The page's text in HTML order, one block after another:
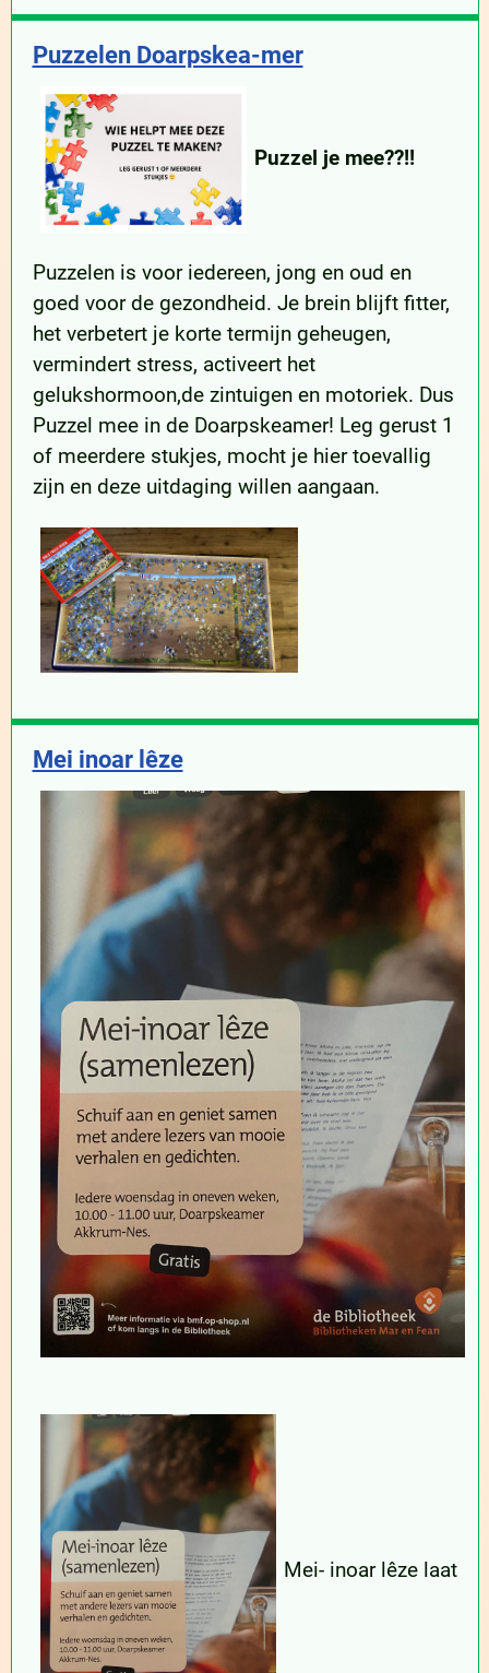
Puzzelen Doarpskea-mer
Puzzel je mee??!!
Puzzelen is voor iedereen, jong en oud en
goed voor de gezondheid. Je brein blijft fitter,
het verbetert je korte termijn geheugen,
vermindert stress, activeert het
gelukshormoon,de zintuigen en motoriek. Dus
Puzzel mee in de Doarpskeamer! Leg gerust 1
of meerdere stukjes, mocht je hier toevallig
zijn en deze uitdaging willen aangaan.
Mei inoar lêze
Mei- inoar lêze laat